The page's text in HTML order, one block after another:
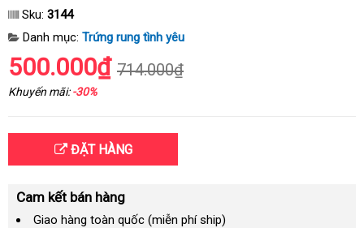
Sku: 3144
Danh mục: Trứng rung tình yêu
500.000₫ 714.000₫
Khuyến mãi:-30%
ĐẶT HÀNG
Cam kết bán hàng
Giao hàng toàn quốc (miễn phí ship)